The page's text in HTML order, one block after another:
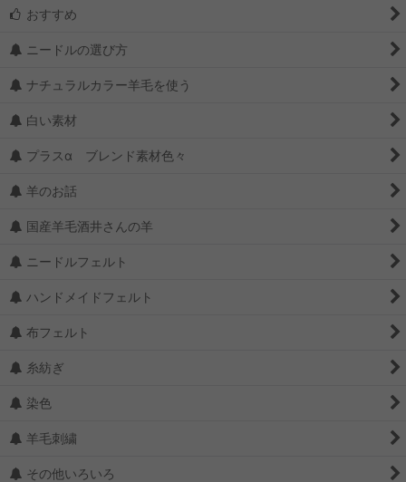
おすすめ
ニードルの選び方
ナチュラルカラー羊毛を使う
白い素材
プラスα ブレンド素材色々
羊のお話
国産羊毛酒井さんの羊
ニードルフェルト
ハンドメイドフェルト
布フェルト
糸紡ぎ
染色
羊毛刺繍
その他いろいろ